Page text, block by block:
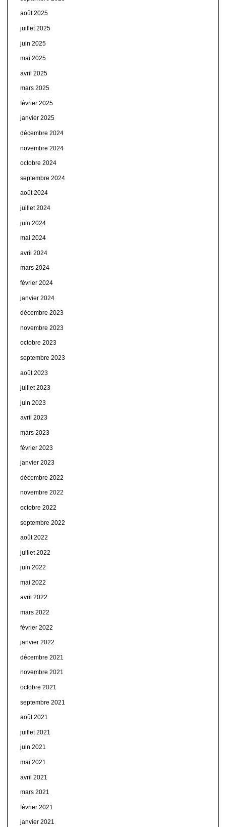
août 2025
juillet 2025
juin 2025
mai 2025
avril 2025
mars 2025
février 2025
janvier 2025
décembre 2024
novembre 2024
octobre 2024
septembre 2024
août 2024
juillet 2024
juin 2024
mai 2024
avril 2024
mars 2024
février 2024
janvier 2024
décembre 2023
novembre 2023
octobre 2023
septembre 2023
août 2023
juillet 2023
juin 2023
avril 2023
mars 2023
février 2023
janvier 2023
décembre 2022
novembre 2022
octobre 2022
septembre 2022
août 2022
juillet 2022
juin 2022
mai 2022
avril 2022
mars 2022
février 2022
janvier 2022
décembre 2021
novembre 2021
octobre 2021
septembre 2021
août 2021
juillet 2021
juin 2021
mai 2021
avril 2021
mars 2021
février 2021
janvier 2021